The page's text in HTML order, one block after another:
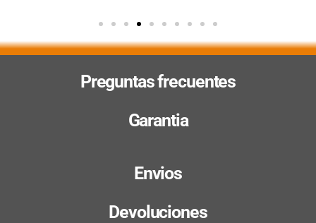
Preguntas frecuentes
Garantia
Envios
Devoluciones